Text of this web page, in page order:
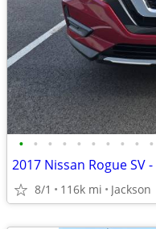
• • • • • • • • • •
8/1 116k mi Jackson